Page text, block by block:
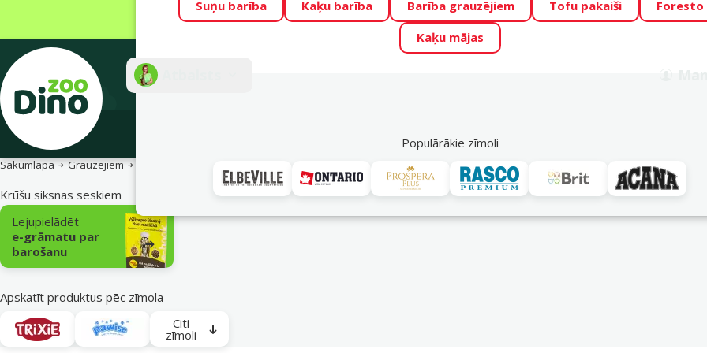
Visu mēnesi Dino Zoo piedāvā lieliskas cenas mīluļu TOP barībām! 🍖 →
Fotokonkurss “GADA ŪSAIŅI”! Varbūt tieši Tavs mīlulis būs 2027. gada
Suņu barība Kaķu barība Barība grauzējiem Tofu pakaiši
Foresto
Kaķu mājas
Populārākie zīmoli
Akciju piedāvājumi
Sākumlapa Grauzējiem
Krūšu siksnas seskiem
Apakškategorija
Lejupielādēt
e-grāmatu par
barošanu
Apskatīt produktus pēc zīmola
Citi
zīmoli